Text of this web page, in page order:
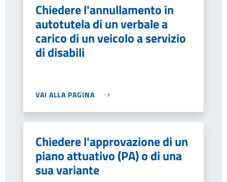
Chiedere l'annullamento in
autotutela di un verbale a
carico di un veicolo a servizio
di disabili
VAI ALLA PAGINA
Chiedere l'approvazione di un
piano attuativo (PA) o di una
sua variante